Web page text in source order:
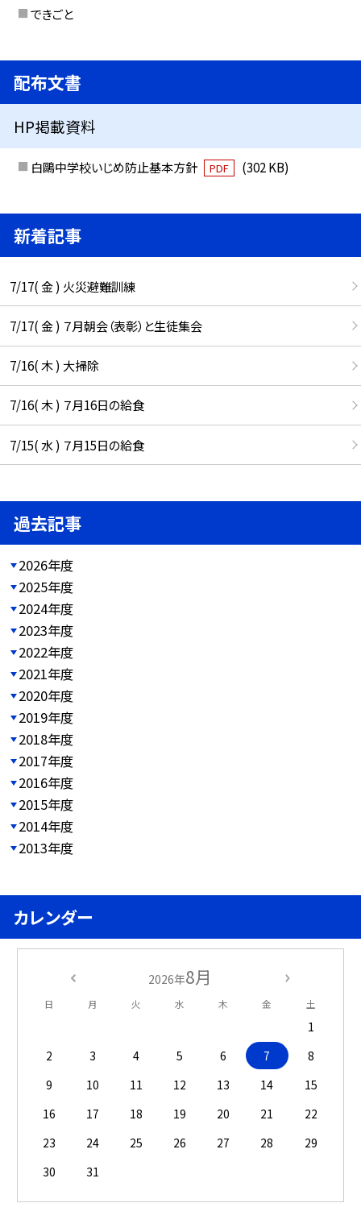
できごと
配布文書
HP掲載資料
白鷗中学校いじめ防止基本方針 PDF (302 KB)
新着記事
7/17( 金 ) 火災避難訓練
7/17( 金 ) ７月朝会（表彰）と生徒集会
7/16( 木 ) 大掃除
7/16( 木 ) ７月16日の給食
7/15( 水 ) ７月15日の給食
過去記事
2026年度
2025年度
2024年度
2023年度
2022年度
2021年度
2020年度
2019年度
2018年度
2017年度
2016年度
2015年度
2014年度
2013年度
カレンダー
2026年8月
日 月 火 水 木 金 土
1
2
3 4 5 6 7
8
9
10 11 12 13 14
15
16
17 18 19 20 21
22
23
24 25 26 27 28
29
30
31